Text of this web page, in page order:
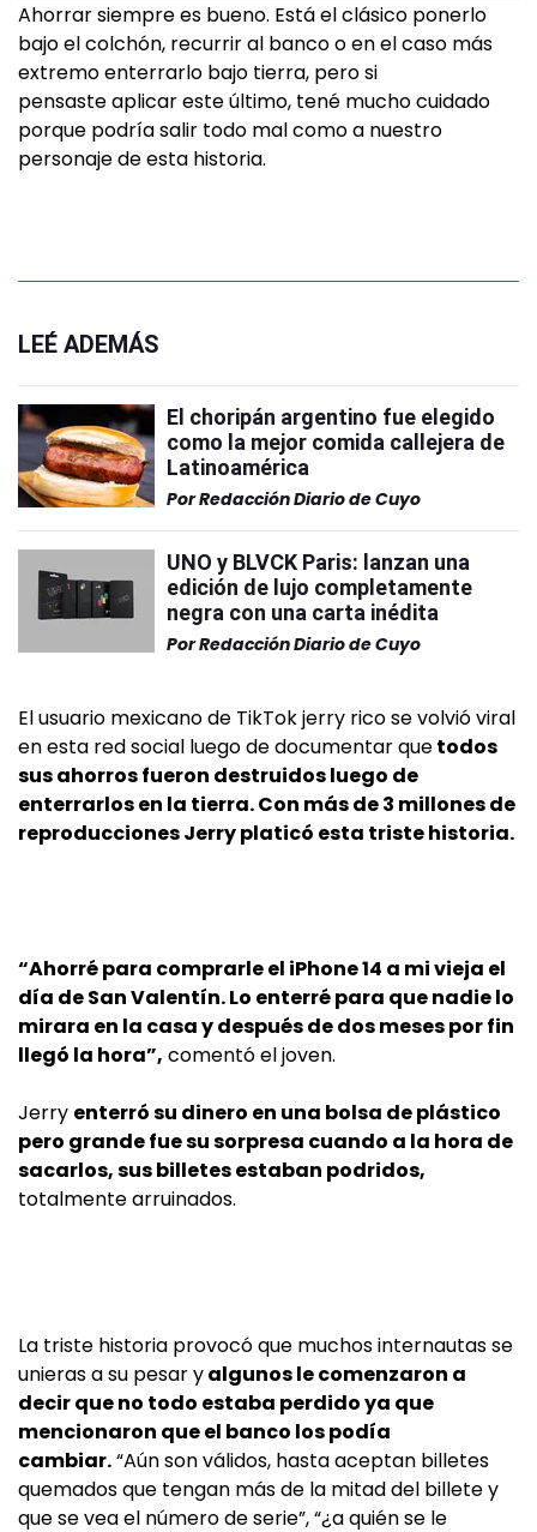
Ahorrar siempre es bueno. Está el clásico ponerlo
bajo el colchón, recurrir al banco o en el caso más
extremo enterrarlo bajo tierra, pero si
pensaste aplicar este último, tené mucho cuidado
porque podría salir todo mal como a nuestro
personaje de esta historia.
LEÉ ADEMÁS
El choripán argentino fue elegido
como la mejor comida callejera de
Latinoamérica
PorRedacción Diario de Cuyo
UNO y BLVCK Paris: lanzan una
edición de lujo completamente
negra con una carta inédita
PorRedacción Diario de Cuyo
El usuario mexicano de TikTok jerry rico se volvió viral
en esta red social luego de documentar quetodos
sus ahorros fueron destruidos luego de
enterrarlos en la tierra. Con más de 3 millones de
reproducciones Jerry platicó esta triste historia.
“Ahorré para comprarle el iPhone 14 a mi vieja el
día de San Valentín. Lo enterré para que nadie lo
mirara en la casa y después de dos meses por fin
llegó la hora”, comentó el joven.
Jerry enterró su dinero en una bolsa de plástico
pero grande fue su sorpresa cuando a la hora de
sacarlos, sus billetes estaban podridos,
totalmente arruinados.
La triste historia provocó que muchos internautas se
unieras a su pesar yalgunos le comenzaron a
decir que no todo estaba perdido ya que
mencionaron que el banco los podía
cambiar.“Aún son válidos, hasta aceptan billetes
quemados que tengan más de la mitad del billete y
que se vea el número de serie”, “¿a quién se le